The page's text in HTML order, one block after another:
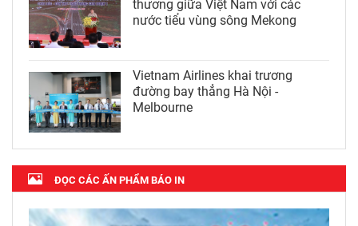
thương giữa Việt Nam với các
nước tiểu vùng sông Mekong
Vietnam Airlines khai trương
đường bay thẳng Hà Nội -
Melbourne
ĐỌC CÁC ẤN PHẨM BÁO IN